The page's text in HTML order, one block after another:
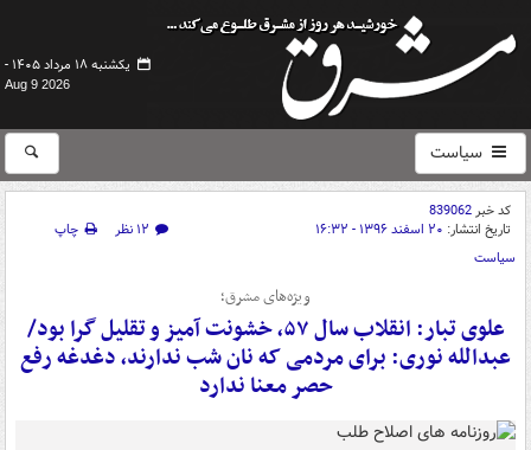
یکشنبه ۱۸ مرداد ۱۴۰۵ -
Aug 9 2026
سیاست
کد خبر839062
تاریخ انتشار: ۲۰ اسفند ۱۳۹۶ - ۱۶:۳۲ ۱۲ نظر
چاپ
سیاست
ویژه‌های مشرق؛
علوی تبار: انقلاب سال ۵۷، خشونت آمیز و تقلیل گرا بود/
عبدالله نوری: برای مردمی که نان شب ندارند، دغدغه‌ رفع
حصر معنا ندارد